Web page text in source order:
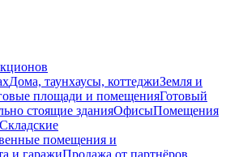
Дома, таунхаусы, коттеджиЗемля и
площади и помещенияГотовый
стоящие зданияОфисыПомещения
Складские
помещения и
и гаражиПродажа от партнёров